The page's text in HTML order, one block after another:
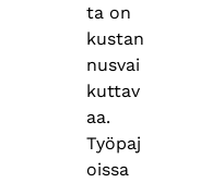
ta on
kustan
nusvai
kuttav
aa.
Työpaj
oissa